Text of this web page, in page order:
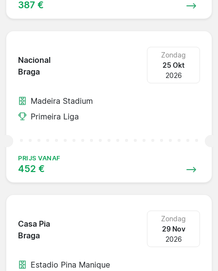
387 €
Nacional
Braga
Zondag
25 Okt
2026
Madeira Stadium
Primeira Liga
PRIJS VANAF
452 €
Casa Pia
Braga
Zondag
29 Nov
2026
Estadio Pina Manique